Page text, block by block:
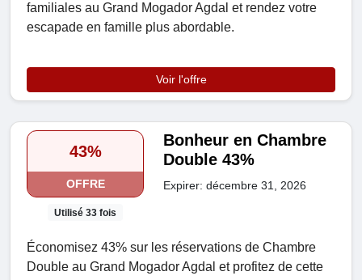
familiales au Grand Mogador Agdal et rendez votre
escapade en famille plus abordable.
Voir l'offre
43%
OFFRE
Utilisé 33 fois
Bonheur en Chambre
Double 43%
Expirer: décembre 31, 2026
Économisez 43% sur les réservations de Chambre
Double au Grand Mogador Agdal et profitez de cette